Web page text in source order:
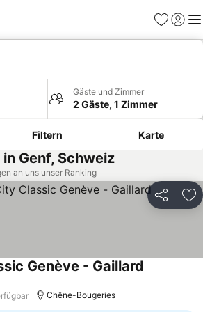
Favoriten
Gäste und Zimmer
2 Gäste, 1 Zimmer
Filtern Karte
Genf, Schweiz
an uns unser Ranking
Teilen
Genève - Gaillard
Chêne-Bougeries